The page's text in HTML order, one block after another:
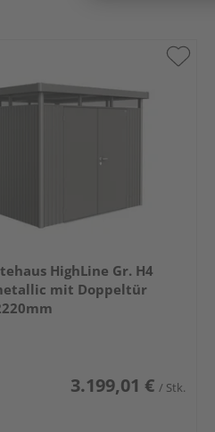
HighLine Gr. H4
mit Doppeltür
3.199,01 € / Stk.